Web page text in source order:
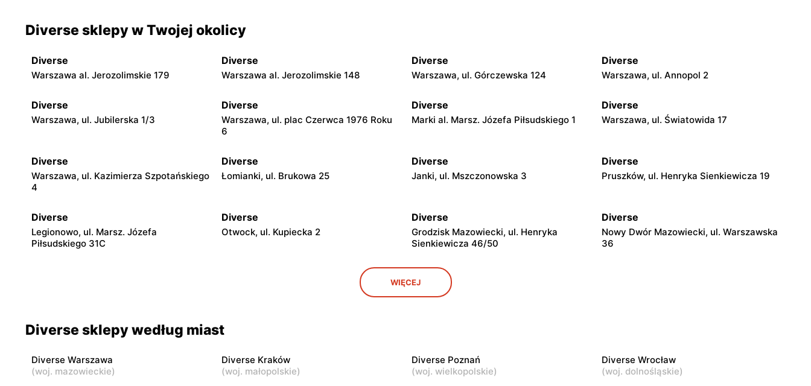
Diverse sklepy w Twojej okolicy
Diverse
Warszawa al. Jerozolimskie 179
Diverse
Warszawa al. Jerozolimskie 148
Diverse
Warszawa, ul. Górczewska 124
Diverse
Warszawa, ul. Annopol 2
Diverse
Warszawa, ul. Jubilerska 1/3
Diverse
Warszawa, ul. plac Czerwca 1976 Roku
6
Diverse
Marki al. Marsz. Józefa Piłsudskiego 1
Diverse
Warszawa, ul. Światowida 17
Diverse
Warszawa, ul. Kazimierza Szpotańskiego
4
Diverse
Łomianki, ul. Brukowa 25
Diverse
Janki, ul. Mszczonowska 3
Diverse
Pruszków, ul. Henryka Sienkiewicza 19
Diverse
Legionowo, ul. Marsz. Józefa
Piłsudskiego 31C
Diverse
Otwock, ul. Kupiecka 2
Diverse
Grodzisk Mazowiecki, ul. Henryka
Sienkiewicza 46/50
Diverse
Nowy Dwór Mazowiecki, ul. Warszawska
36
Diverse
Żyrardów, ul. Mały Rynek 7
Diverse Diverse
Diverse Diverse Diverse Diverse
WIĘCEJ
Diverse sklepy według miast
Diverse Warszawa
(woj. mazowieckie)
Diverse Kraków
(woj. małopolskie)
Diverse Poznań
(woj. wielkopolskie)
Diverse Wrocław
(woj. dolnośląskie)